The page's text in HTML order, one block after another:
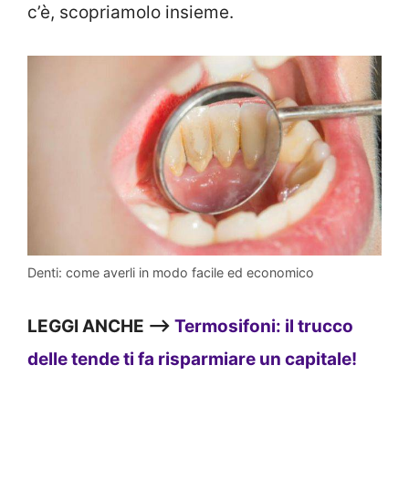
c’è, scopriamolo insieme.
Denti: come averli in modo facile ed economico
LEGGI ANCHE —> Termosifoni: il trucco
delle tende ti fa risparmiare un capitale!